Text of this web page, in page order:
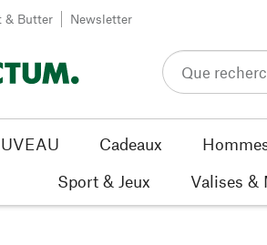
& Butter Newsletter
Cadeaux
Sport & Jeux
Valises &